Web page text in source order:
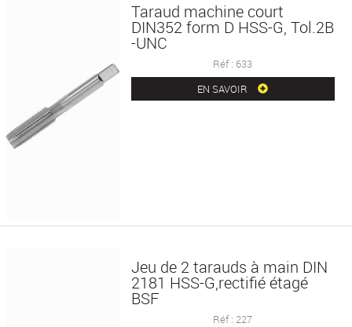
Taraud machine court
DIN352 form D HSS-G, Tol.2B
-UNC
Réf : 633
EN SAVOIR
Jeu de 2 tarauds à main DIN
2181 HSS-G,rectifié étagé
BSF
Réf : 227